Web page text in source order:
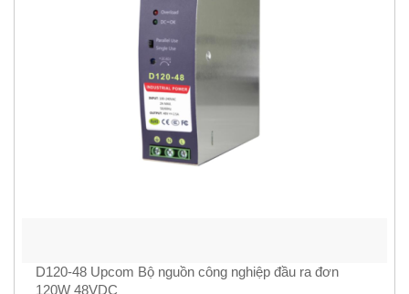
D120-48 Upcom Bộ nguồn công nghiệp đầu ra đơn
120W 48VDC